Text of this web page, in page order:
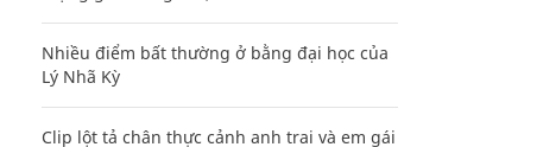
Nhiều điểm bất thường ở bằng đại học của
Lý Nhã Kỳ
Clip lột tả chân thực cảnh anh trai và em gái